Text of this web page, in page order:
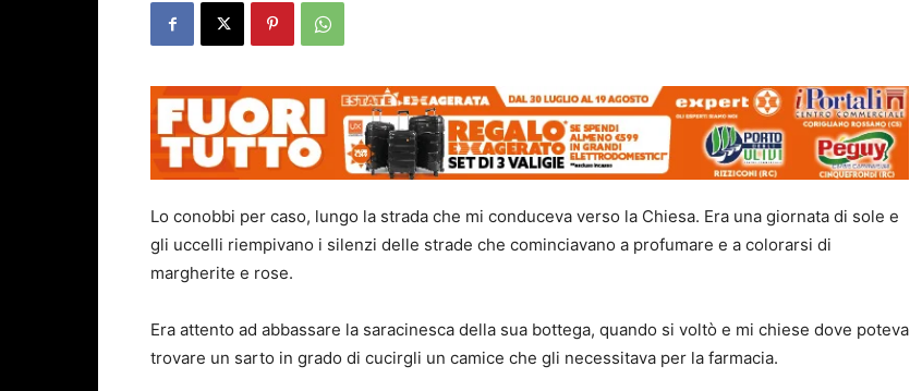
Lo conobbi per caso, lungo la strada che mi conduceva verso la Chiesa. Era una giornata di sole e
gli uccelli riempivano i silenzi delle strade che cominciavano a profumare e a colorarsi di
margherite e rose.
Era attento ad abbassare la saracinesca della sua bottega, quando si voltò e mi chiese dove poteva
trovare un sarto in grado di cucirgli un camice che gli necessitava per la farmacia.